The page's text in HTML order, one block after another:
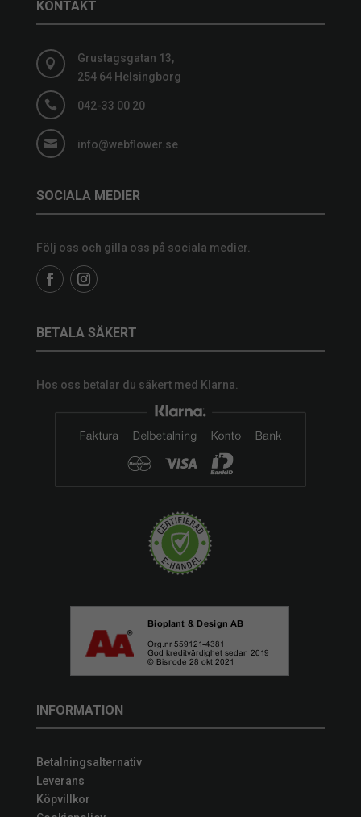
KONTAKT

Grustagsgatan 13,
254 64 Helsingborg
 042-33 00 20
 info@webflower.se
SOCIALA MEDIER
Följ oss och gilla oss på sociala medier.
BETALA SÄKERT
Hos oss betalar du säkert med Klarna.
INFORMATION
Betalningsalternativ
Leverans
Köpvillkor